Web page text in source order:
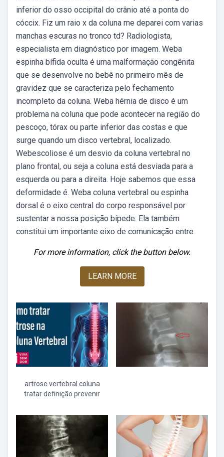
inferior do osso occipital do crânio até a ponta do
cóccix. Fiz um raio x da coluna me deparei com varias
manchas escuras no tronco td? Radiologista,
especialista em diagnóstico por imagem. Weba
espinha bífida oculta é uma malformação congênita
que se desenvolve no bebê no primeiro mês de
gravidez que se caracteriza pelo fechamento
incompleto da coluna. Weba hérnia de disco é um
problema na coluna que pode acontecer na região do
pescoço, tórax ou parte inferior das costas e que
surge quando um disco vertebral, localizado.
Webescoliose é um desvio da coluna vertebral no
plano frontal, ou seja a coluna está desviada para a
esquerda ou para a direita. Hoje sabemos que essa
deformidade é. Weba coluna vertebral ou espinha
dorsal é o eixo central do corpo responsável por
sustentar a nossa posição bípede. Ela também
constitui um importante eixo de comunicação entre.
For more information, click the button below.
LEARN MORE
artrose vertebral coluna
tratar definição prevenir